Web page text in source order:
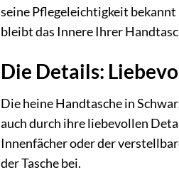
seine Pflegeleichtigkeit bekannt
bleibt das Innere Ihrer
Die Details:
Die heine Handtasche in
auch durch ihre liebevollen
Innenfächer oder der
der Tasche bei.